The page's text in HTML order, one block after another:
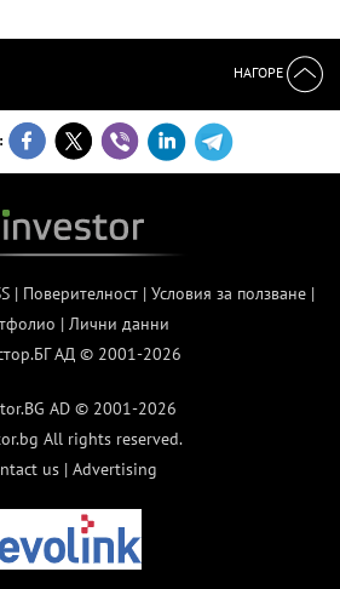
НАГОРЕ
| Поверителност| Условия за ползване|
| Лични данни
АД © 2001-2026
AD © 2001-2026
All rights reserved.
us | Advertising